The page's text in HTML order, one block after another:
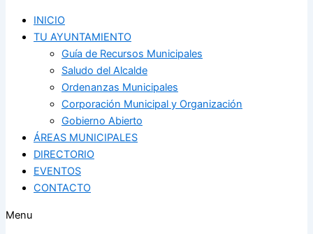
INICIO
TU AYUNTAMIENTO
Guía de Recursos Municipales
Saludo del Alcalde
Ordenanzas Municipales
Corporación Municipal y Organización
Gobierno Abierto
ÁREAS MUNICIPALES
DIRECTORIO
EVENTOS
CONTACTO
Menu